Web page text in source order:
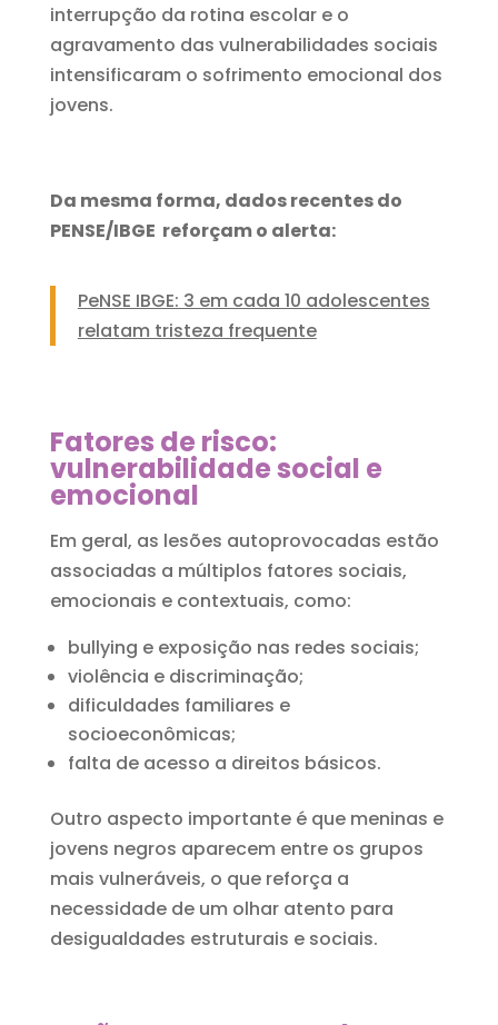
interrupção da rotina escolar e o
agravamento das vulnerabilidades sociais
intensificaram o sofrimento emocional dos
jovens.
Da mesma forma, dados recentes do
PENSE/IBGE reforçam o alerta:
PeNSE IBGE: 3 em cada 10 adolescentes
relatam tristeza frequente
Fatores de risco:
vulnerabilidade social e
emocional
Em geral, as lesões autoprovocadas estão
associadas a múltiplos fatores sociais,
emocionais e contextuais, como:
bullying e exposição nas redes sociais;
violência e discriminação;
dificuldades familiares e
socioeconômicas;
falta de acesso a direitos básicos.
Outro aspecto importante é que meninas e
jovens negros aparecem entre os grupos
mais vulneráveis, o que reforça a
necessidade de um olhar atento para
desigualdades estruturais e sociais.